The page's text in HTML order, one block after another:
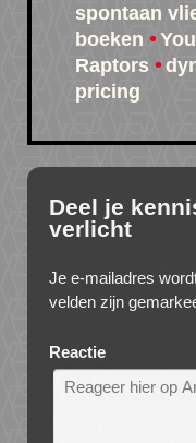
spontaan
boeken
Raptors
pricing
Deel je
verlicht
Je e-mailadres
velden zijn
Reactie